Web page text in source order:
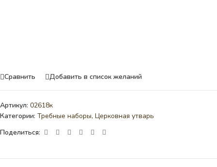
Сравнить Добавить в список желаний
Артикул: 02618к
Категории: Требные наборы, Церковная утварь
Поделиться: